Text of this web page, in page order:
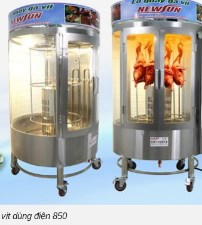
dùng điện 850